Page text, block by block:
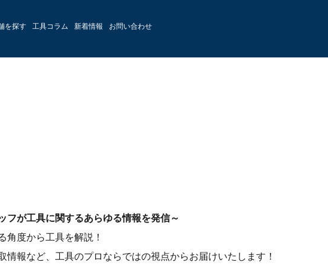
を探す 工具コラム 新着情報 お問い合わせ
フが工具に関するあらゆる情報を発信～
角度から工具を解説！
報など、工具のプロならではの視点からお届けいたします！